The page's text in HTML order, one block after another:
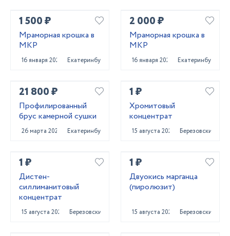
1 500 ₽
Мраморная крошка в
МКР
16 января 2022 Екатеринбург
2 000 ₽
Мраморная крошка в
МКР
16 января 2022 Екатеринбург
21 800 ₽
Профилированный
брус камерной сушки
26 марта 2022 Екатеринбург
1 ₽
Хромитовый
концентрат
15 августа 2023 Березовский
1 ₽
Дистен-
силлиманитовый
концентрат
15 августа 2023 Березовский
1 ₽
Двуокись марганца
(пиролюзит)
15 августа 2023 Березовский